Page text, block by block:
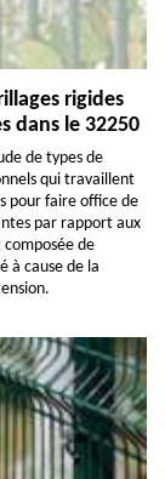
rigides
dans le 32250
de types de
qui travaillent
pour faire office de
par rapport aux
de
à cause de la